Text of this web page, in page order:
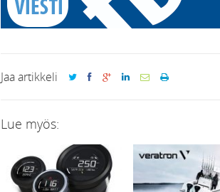
Jaa artikkeli
Lue myös: